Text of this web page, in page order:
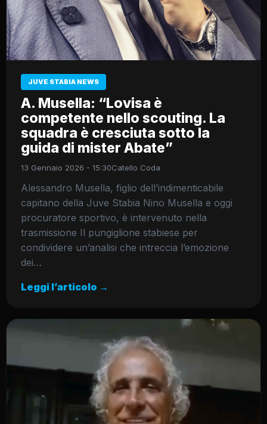
JUVE STABIA NEWS
A. Musella: “Lovisa è
competente nello scouting. La
squadra è cresciuta sotto la
guida di mister Abate”
13 Gennaio 2026 - 15:30Catello Coda
Alessandro Musella, figlio dell’indimenticabile
capitano della Juve Stabia Nino Musella e oggi
procuratore sportivo, è intervenuto nella
trasmissione Il pungiglione stabiese per
condividere un’analisi che intreccia l’emozione
dei…
Leggi l’articolo →